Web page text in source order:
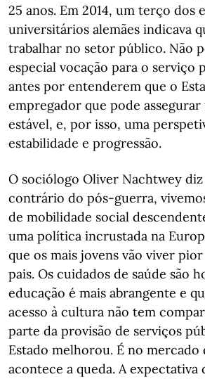
25 anos. Em 2014, um terço dos
universitários alemães indicava
trabalhar no setor público. Não
especial vocação para o serviço
antes por entenderem que o
empregador que pode
estável, e, por isso, uma
estabilidade e progressão.
O sociólogo Oliver Nachtwey
contrário do pós-guerra,
de mobilidade social
uma política incrustada na
que os mais jovens vão viver
pais. Os cuidados de saúde são
educação é mais abrangente e
acesso à cultura não tem
parte da provisão de serviços
Estado melhorou. É no mercado
acontece a queda. A expectativa